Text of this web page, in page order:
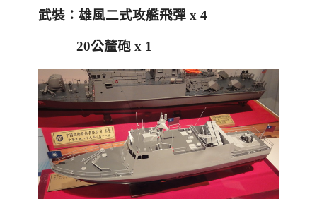
武裝：雄風二式攻艦飛彈 x 4
20公釐砲 x 1